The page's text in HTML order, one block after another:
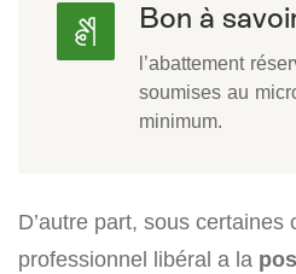
Bon à
l’abattement
soumises au
minimum.
D’autre part, sous certaines
professionnel libéral a la